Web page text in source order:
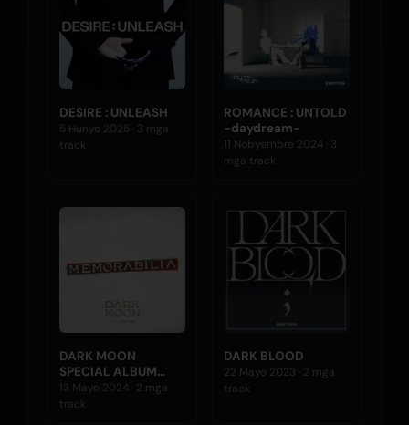
DESIRE : UNLEASH
5 Hunyo 2025 · 3 mga
track
ROMANCE : UNTOLD
-daydream-
11 Nobyembre 2024 · 3
mga track
DARK MOON
SPECIAL ALBUM
<MEMORABILIA>
13 Mayo 2024 · 2 mga
track
DARK BLOOD
22 Mayo 2023 · 2 mga
track